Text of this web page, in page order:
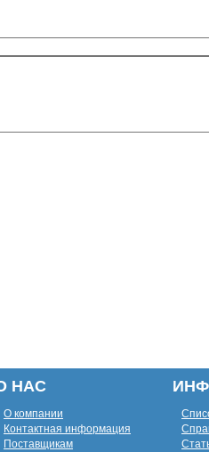
НАС
О компании
Контактная информация
Поставщикам